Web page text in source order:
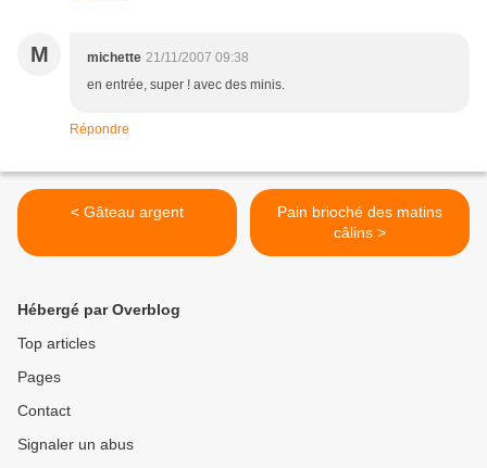
M michette 21/11/2007 09:38
en entrée, super ! avec des minis.
Répondre
< Gâteau argent
Pain brioché des matins
câlins >
Hébergé par Overblog
Top articles
Pages
Contact
Signaler un abus